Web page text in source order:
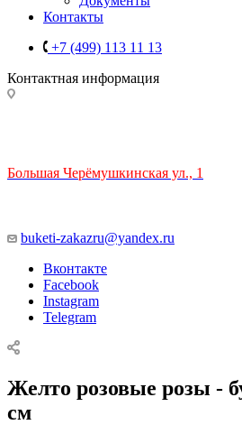
Контакты
+7 (499) 113 11 13
Контактная информация
Большая Черёмушкинская ул., 1
buketi-zakazru@yandex.ru
Вконтакте
Facebook
Instagram
Telegram
Желто розовые розы -
см